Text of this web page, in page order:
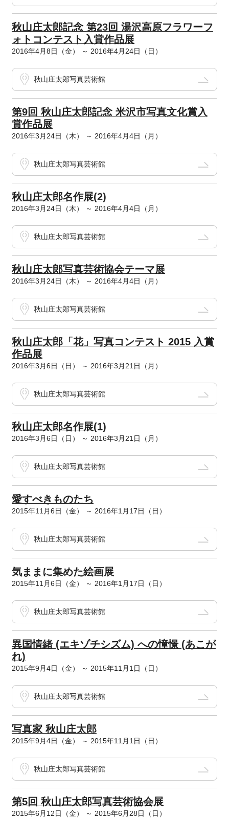
秋山庄太郎記念 第23回 湯沢高原フラワーフ
ォトコンテスト入賞作品展
2016年4月8日（金） ～ 2016年4月24日（日）
秋山庄太郎写真芸術館
第9回 秋山庄太郎記念 米沢市写真文化賞入
賞作品展
2016年3月24日（木） ～ 2016年4月4日（月）
秋山庄太郎写真芸術館
秋山庄太郎名作展(2)
2016年3月24日（木） ～ 2016年4月4日（月）
秋山庄太郎写真芸術館
秋山庄太郎写真芸術協会テーマ展
2016年3月24日（木） ～ 2016年4月4日（月）
秋山庄太郎写真芸術館
秋山庄太郎「花」写真コンテスト 2015 入賞
作品展
2016年3月6日（日） ～ 2016年3月21日（月）
秋山庄太郎写真芸術館
秋山庄太郎名作展(1)
2016年3月6日（日） ～ 2016年3月21日（月）
秋山庄太郎写真芸術館
愛すべきものたち
2015年11月6日（金） ～ 2016年1月17日（日）
秋山庄太郎写真芸術館
気ままに集めた絵画展
2015年11月6日（金） ～ 2016年1月17日（日）
秋山庄太郎写真芸術館
異国情緒 (エキゾチシズム) への憧憬 (あこが
れ)
2015年9月4日（金） ～ 2015年11月1日（日）
秋山庄太郎写真芸術館
写真家 秋山庄太郎
2015年9月4日（金） ～ 2015年11月1日（日）
秋山庄太郎写真芸術館
第5回 秋山庄太郎写真芸術協会展
2015年6月12日（金） ～ 2015年6月28日（日）